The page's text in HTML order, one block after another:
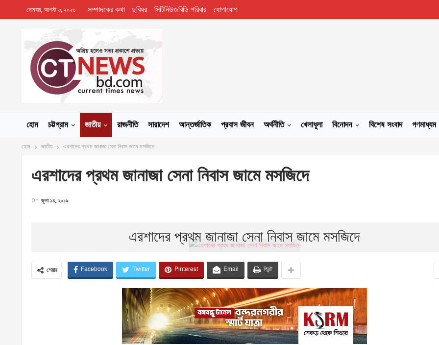
সোমবার, আগস্ট ৩, ২০২৬ সম্পাদকের কথা ছবিঘর সিটিনিউজবিডি পরিবার যোগাযোগ
হোম চট্টগ্রাম জাতীয় রাজনীতি সারাদেশ আন্তর্জাতিক প্রবাস জীবন অর্থনীতি খেলাধূলা বিনোদন বিশেষ সংবাদ গণমাধ্যম
হোম জাতীয় এরশাদের প্রথম জানাজা সেনা নিবাস জামে মসজিদে
এরশাদের প্রথম জানাজা সেনা নিবাস জামে মসজিদে
On জুলা ১৪, ২০১৯
এরশাদের প্রথম জানাজা সেনা নিবাস জামে মসজিদে
শেয়ার Facebook Twitter Pinterest Email প্রিন্ট